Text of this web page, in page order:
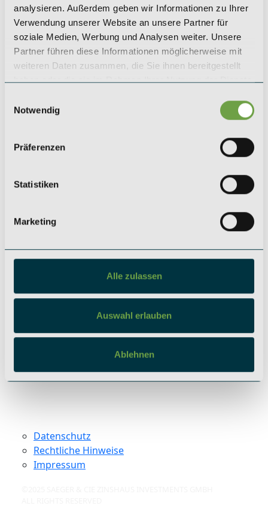
analysieren. Außerdem geben wir Informationen zu Ihrer
Verwendung unserer Website an unsere Partner für
soziale Medien, Werbung und Analysen weiter. Unsere
Partner führen diese Informationen möglicherweise mit
weiteren Daten zusammen, die Sie ihnen bereitgestellt
haben oder die sie im Rahmen Ihrer Nutzung der Dienste
Notwendig
Präferenzen
Statistiken
Marketing
Alle zulassen
Auswahl erlauben
Ablehnen
LEIPZIG
SAEGER & CIE.
Zinshaus Investments GmbH
Karl-Rothe-Straße 13
04105 Leipzig
+49 (0) 341 / 561 530 - 0
Zinshaus Investments GmbH
10719 Berlin
berlin@saeger-cie.com
LinkedIn
Datenschutz
Rechtliche Hinweise
Impressum